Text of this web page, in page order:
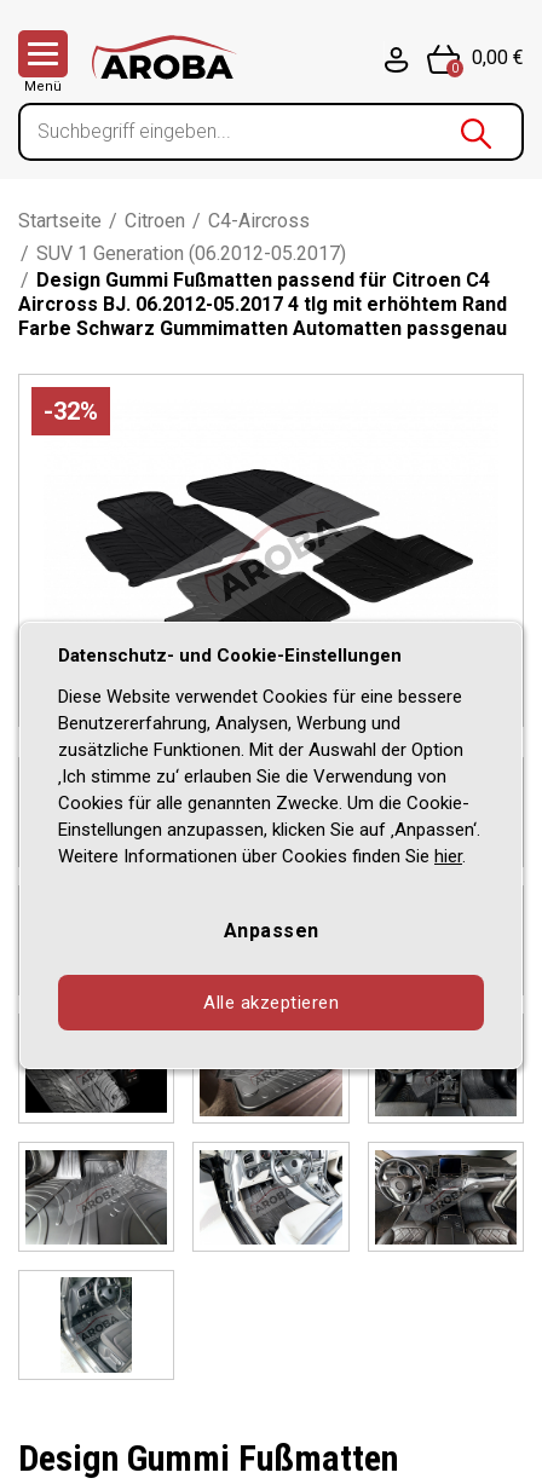
Menü
0
0,00 €
Startseite / Citroen / C4-Aircross
/ SUV 1 Generation (06.2012-05.2017)
/ Design Gummi Fußmatten passend für Citroen C4
Aircross BJ. 06.2012-05.2017 4 tlg mit erhöhtem Rand
Farbe Schwarz Gummimatten Automatten passgenau
-32%
Design Gummi Fußmatten
Datenschutz- und Cookie-Einstellungen
Diese Website verwendet Cookies für eine bessere
Benutzererfahrung, Analysen, Werbung und
zusätzliche Funktionen. Mit der Auswahl der Option
‚Ich stimme zu‘ erlauben Sie die Verwendung von
Cookies für alle genannten Zwecke. Um die Cookie-
Einstellungen anzupassen, klicken Sie auf ‚Anpassen‘.
Weitere Informationen über Cookies finden Sie hier.
Anpassen
Alle akzeptieren